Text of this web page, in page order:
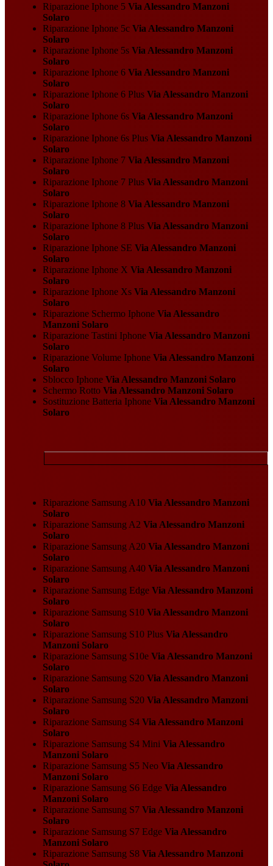
Riparazione Iphone 5Via Alessandro Manzoni
Solaro
Riparazione Iphone 5cVia Alessandro Manzoni
Solaro
Riparazione Iphone 5sVia Alessandro Manzoni
Solaro
Riparazione Iphone 6Via Alessandro Manzoni
Solaro
Riparazione Iphone 6 PlusVia Alessandro Manzoni
Solaro
Riparazione Iphone 6sVia Alessandro Manzoni
Solaro
Riparazione Iphone 6s PlusVia Alessandro Manzoni
Solaro
Riparazione Iphone 7Via Alessandro Manzoni
Solaro
Riparazione Iphone 7 PlusVia Alessandro Manzoni
Solaro
Riparazione Iphone 8Via Alessandro Manzoni
Solaro
Riparazione Iphone 8 PlusVia Alessandro Manzoni
Solaro
Riparazione Iphone SE Via Alessandro Manzoni
Solaro
Riparazione Iphone X Via Alessandro Manzoni
Solaro
Riparazione Iphone XsVia Alessandro Manzoni
Solaro
Riparazione Schermo IphoneVia Alessandro
Manzoni Solaro
Riparazione Tastini IphoneVia Alessandro Manzoni
Solaro
Riparazione Volume IphoneVia Alessandro Manzoni
Solaro
Sblocco IphoneVia Alessandro Manzoni Solaro
Schermo RottoVia Alessandro Manzoni Solaro
Sostituzione Batteria IphoneVia Alessandro Manzoni
Solaro
Riparazione Samsung A10Via Alessandro Manzoni
Solaro
Riparazione Samsung A2 Via Alessandro Manzoni
Solaro
Riparazione Samsung A20Via Alessandro Manzoni
Solaro
Riparazione Samsung A40Via Alessandro Manzoni
Solaro
Riparazione Samsung EdgeVia Alessandro Manzoni
Solaro
Riparazione Samsung S10Via Alessandro Manzoni
Solaro
Riparazione Samsung S10 PlusVia Alessandro
Manzoni Solaro
Riparazione Samsung S10eVia Alessandro Manzoni
Solaro
Riparazione Samsung S20Via Alessandro Manzoni
Solaro
Riparazione Samsung S20Via Alessandro Manzoni
Solaro
Riparazione Samsung S4Via Alessandro Manzoni
Solaro
Riparazione Samsung S4 Mini Via Alessandro
Manzoni Solaro
Riparazione Samsung S5 NeoVia Alessandro
Manzoni Solaro
Riparazione Samsung S6 EdgeVia Alessandro
Manzoni Solaro
Riparazione Samsung S7Via Alessandro Manzoni
Solaro
Riparazione Samsung S7 EdgeVia Alessandro
Manzoni Solaro
Riparazione Samsung S8Via Alessandro Manzoni